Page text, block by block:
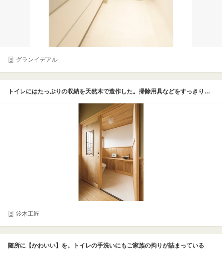
グランイデアル
トイレにはたっぷりの収納を天然木で造作した。掃除用具などをすっきりと仕舞えるので、お客様が来てもいつも片付いている空間に。一枚板のカウンターの上には焼き物の洗面ボウルを配して、和の雰囲気を
鈴木工匠
随所に【かわいい】を。トイレの手洗いにもご家族の拘りが詰まっている